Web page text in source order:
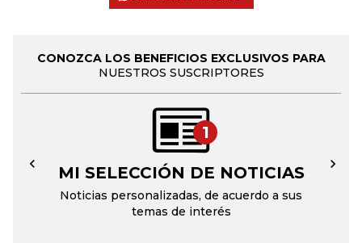
CONOZCA LOS BENEFICIOS EXCLUSIVOS PARA
NUESTROS SUSCRIPTORES
1
MI SELECCIÓN DE NOTICIAS
Noticias personalizadas, de acuerdo a sus
temas de interés
← →